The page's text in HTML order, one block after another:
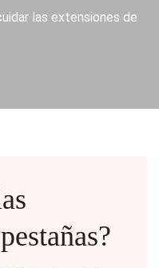
las extensiones de